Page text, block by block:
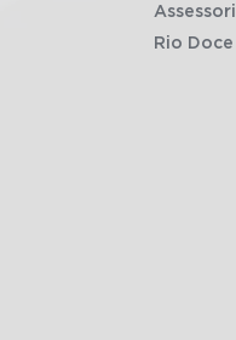
Rio Doce